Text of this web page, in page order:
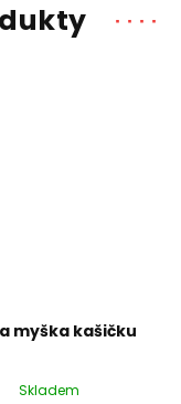
myška kašičku
Skladem